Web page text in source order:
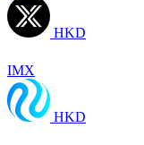
HKD
IMX
HKD